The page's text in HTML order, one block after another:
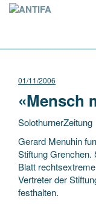
01/11/2006
«Mensch
SolothurnerZeitung
Gerard Menuhin
Stiftung Grenchen.
Blatt
Vertreter der
festhalten.